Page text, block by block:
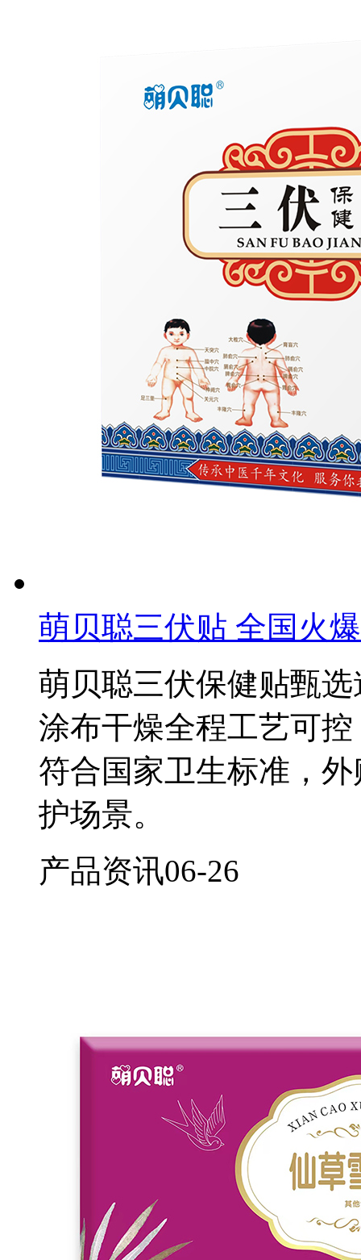
萌贝聪三伏贴 全国火
萌贝聪三伏保健贴甄
涂布干燥全程工艺可
符合国家卫生标准，
护场景。
产品资讯06-26